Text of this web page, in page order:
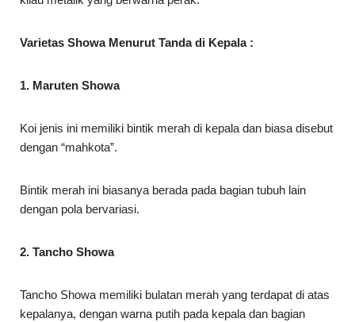
Varietas Showa Menurut Tanda di Kepala :
1. Maruten Showa
Koi jenis ini memiliki bintik merah di kepala dan biasa disebut
dengan “mahkota”.
Bintik merah ini biasanya berada pada bagian tubuh lain
dengan pola bervariasi.
2. Tancho Showa
Tancho Showa memiliki bulatan merah yang terdapat di atas
kepalanya, dengan warna putih pada kepala dan bagian